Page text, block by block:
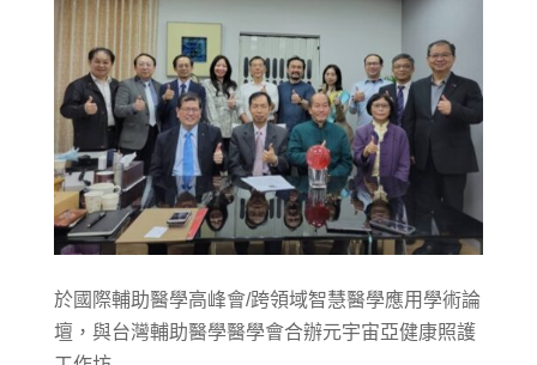
於國際輔助醫學高峰會/跨領域智慧醫學應用學術論
壇，與台灣輔助醫學醫學會合辦元宇宙亞健康照護